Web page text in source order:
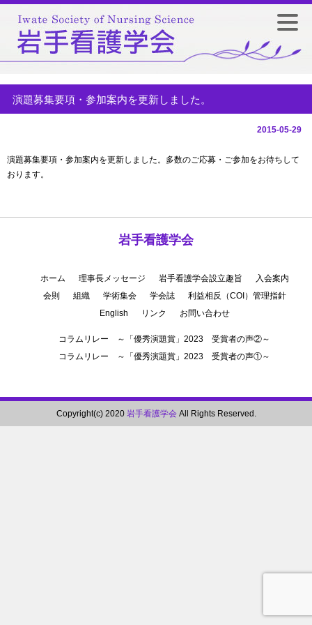
演題募集要項・参加案内を更新しました。
2015-05-29
演題募集要項・参加案内を更新しました。多数のご応募・ご参加をお待ちして
おります。
岩手看護学会
ホーム 理事長メッセージ 岩手看護学会設立趣旨
入会案内
会則
組織 学術集会 学会誌
利益相反（COI）管理指針
English
リンク お問い合わせ
コラムリレー ～「優秀演題賞」2023 受賞者の声②～
コラムリレー ～「優秀演題賞」2023 受賞者の声①～
Copyright(c) 2020 岩手看護学会All Rights Reserved.